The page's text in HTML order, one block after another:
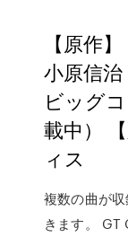
【原作
小原信
ビッグ
載中）
ィス
複数の曲が
きます。 GT